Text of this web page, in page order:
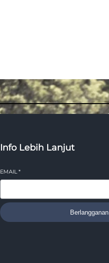
Info Lebih Lanjut
EMAIL*
Berlangganan